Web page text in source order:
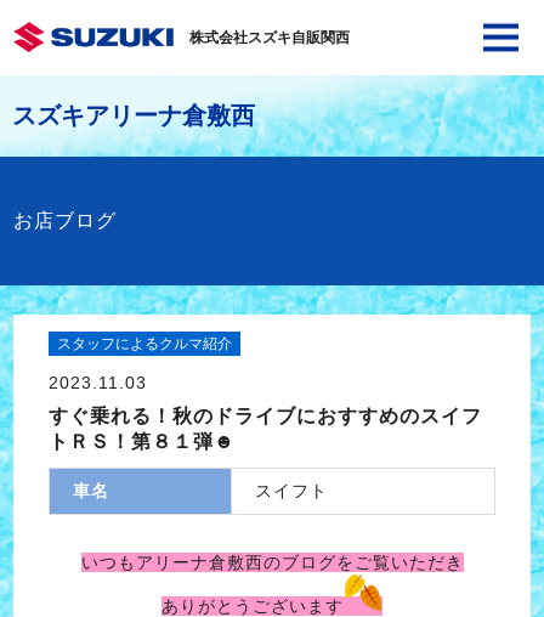
株式会社スズキ自販関西
スズキアリーナ倉敷西
お店ブログ
スタッフによるクルマ紹介
2023.11.03
すぐ乗れる！秋のドライブにおすすめのスイフ
トＲＳ！第８１弾☻
車名 スイフト
いつもアリーナ倉敷西のブログをご覧いただき
ありがとうございます